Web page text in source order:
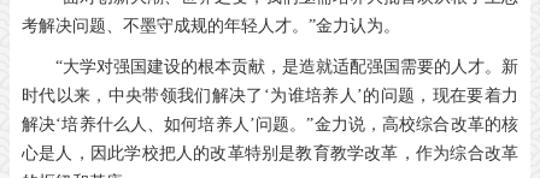
考解决问题、不墨守成规的年轻人才。”金力认为。
“大学对强国建设的根本贡献，是造就适配强国需要的人才。新
时代以来，中央带领我们解决了‘为谁培养人’的问题，现在要着力
解决‘培养什么人、如何培养人’问题。”金力说，高校综合改革的核
心是人，因此学校把人的改革特别是教育教学改革，作为综合改革